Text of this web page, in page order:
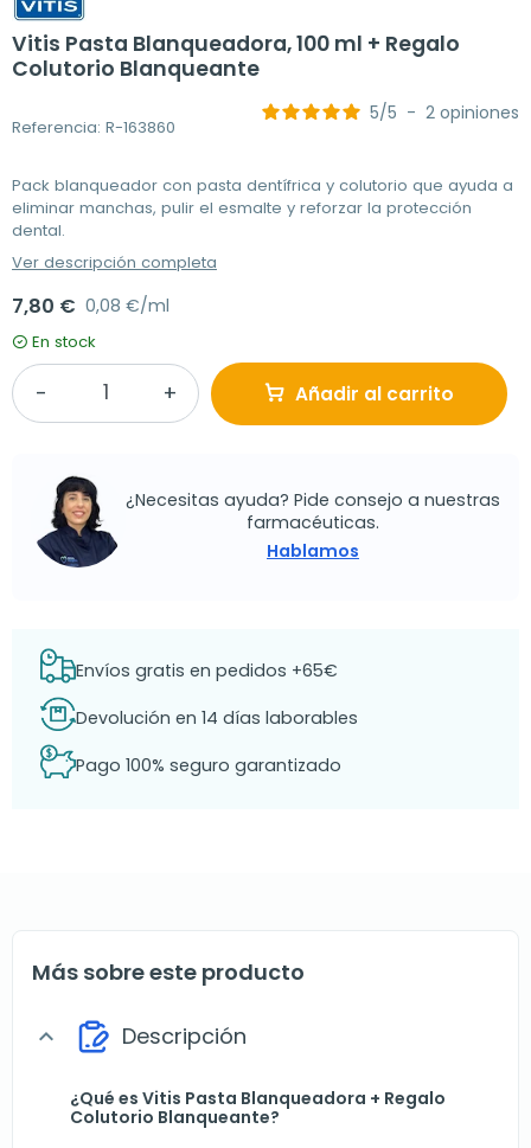
Vitis Pasta Blanqueadora, 100 ml + Regalo
Colutorio Blanqueante
Referencia: R-163860
5/5 - 2 opiniones
Pack blanqueador con pasta dentífrica y colutorio que ayuda a
eliminar manchas, pulir el esmalte y reforzar la protección
dental.
Ver descripción completa
7,80 € 0,08 €/ml
En stock
Añadir al carrito
¿Necesitas ayuda? Pide consejo a nuestras
farmacéuticas.
Hablamos
Envíos gratis en pedidos +65€
Devolución en 14 días laborables
Pago 100% seguro garantizado
Más sobre este producto
expand_more Descripción
¿Qué es Vitis Pasta Blanqueadora + Regalo
Colutorio Blanqueante?